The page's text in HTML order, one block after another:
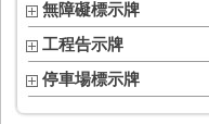
無障礙標示牌
工程告示牌
停車場標示牌